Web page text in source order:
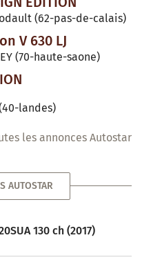
(62-pas-de-calais)
V 630 LJ
(70-haute-saone)
(40-landes)
les annonces Autostar
AUTOSTAR
130 ch (2017)